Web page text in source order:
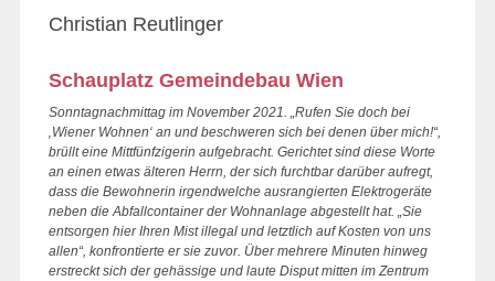
Christian Reutlinger
Schauplatz Gemeindebau Wien
Sonntagnachmittag im November 2021. „Rufen Sie doch bei
‚Wiener Wohnen‘ an und beschweren sich bei denen über mich!“,
brüllt eine Mittfünfzigerin aufgebracht. Gerichtet sind diese Worte
an einen etwas älteren Herrn, der sich furchtbar darüber aufregt,
dass die Bewohnerin irgendwelche ausrangierten Elektrogeräte
neben die Abfallcontainer der Wohnanlage abgestellt hat. „Sie
entsorgen hier Ihren Mist illegal und letztlich auf Kosten von uns
allen“, konfrontierte er sie zuvor. Über mehrere Minuten hinweg
erstreckt sich der gehässige und laute Disput mitten im Zentrum